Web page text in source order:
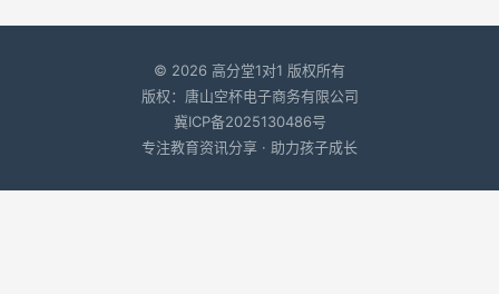
© 2026 高分堂1对1 版权所有
版权：唐山空杯电子商务有限公司
冀ICP备2025130486号
专注教育资讯分享 · 助力孩子成长